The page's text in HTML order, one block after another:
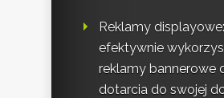
Reklamy
efektywnie
reklamy bannerowe
dotarcia do swojej